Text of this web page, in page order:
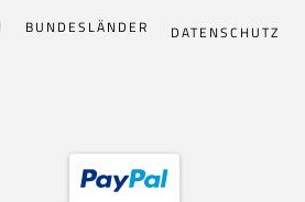
BUNDESLÄNDER
DATENSCHUTZ